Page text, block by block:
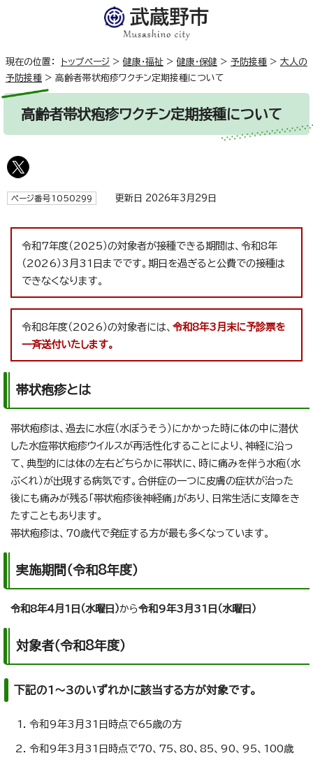
現在の位置： トップページ > 健康・福祉 > 健康・保健 > 予防接種 > 大人の
予防接種 > 高齢者帯状疱疹ワクチン定期接種について
高齢者帯状疱疹ワクチン定期接種について
ページ番号1050299 更新日 2026年3月29日
令和7年度（2025）の対象者が接種できる期間は、令和8年
（2026）3月31日までです。期日を過ぎると公費での接種は
できなくなります。
令和8年度（2026）の対象者には、 令和8年3月末に予診票を
一斉送付いたします。
帯状疱疹とは
帯状疱疹は、過去に水痘（水ぼうそう）にかかった時に体の中に潜伏
した水痘帯状疱疹ウイルスが再活性化することにより、神経に沿っ
て、典型的には体の左右どちらかに帯状に、時に痛みを伴う水疱（水
ぶくれ）が出現する病気です。合併症の一つに皮膚の症状が治った
後にも痛みが残る「帯状疱疹後神経痛」があり、日常生活に支障をき
たすこともあります。
帯状疱疹は、70歳代で発症する方が最も多くなっています。
実施期間（令和8年度）
令和8年4月1日（水曜日）から令和9年3月31日（水曜日）
対象者（令和8年度）
下記の1～3のいずれかに該当する方が対象です。
令和9年3月31日時点で65歳の方
令和9年3月31日時点で70、75、80、85、90、95、100歳